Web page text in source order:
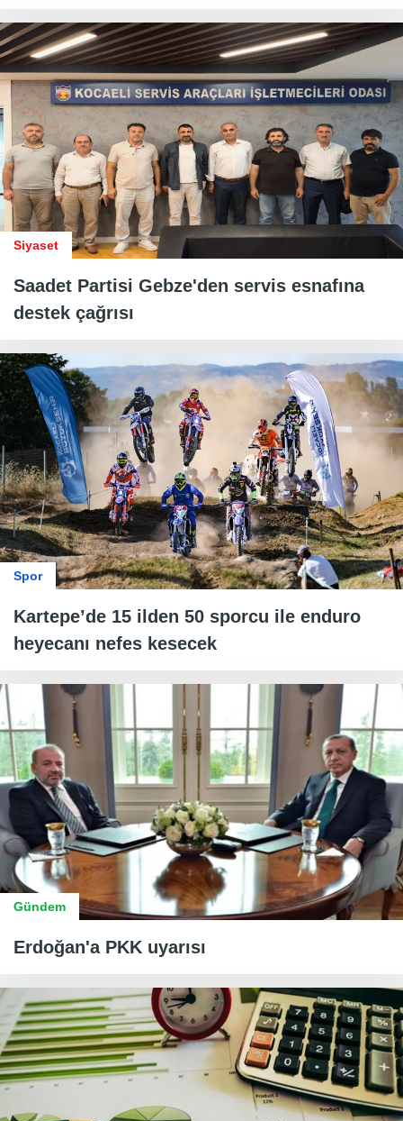
Siyaset
Saadet Partisi Gebze'den servis esnafına
destek çağrısı
Spor
Kartepe’de 15 ilden 50 sporcu ile enduro
heyecanı nefes kesecek
Gündem
Erdoğan'a PKK uyarısı